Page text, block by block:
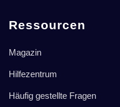
Ressourcen
Magazin
Hilfezentrum
Häufig gestellte Fragen